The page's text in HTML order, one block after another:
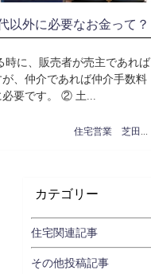
以外に必要なお金って？
に、販売者が売主であれば
、仲介であれば仲介手数料
要です。 ② 土...
カテゴリー
住宅関連記事
その他投稿記事